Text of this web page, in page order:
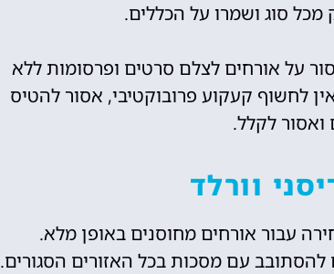
סוג ושמרו על הכללים.
על אורחים לצלם סרטים ופרסומות ללא
לחשוף קעקוע פרובוקטיבי, אסור להטיס
ואסור לקלל.
וורלד
עם מסכות בכל האזורים הסגורים.